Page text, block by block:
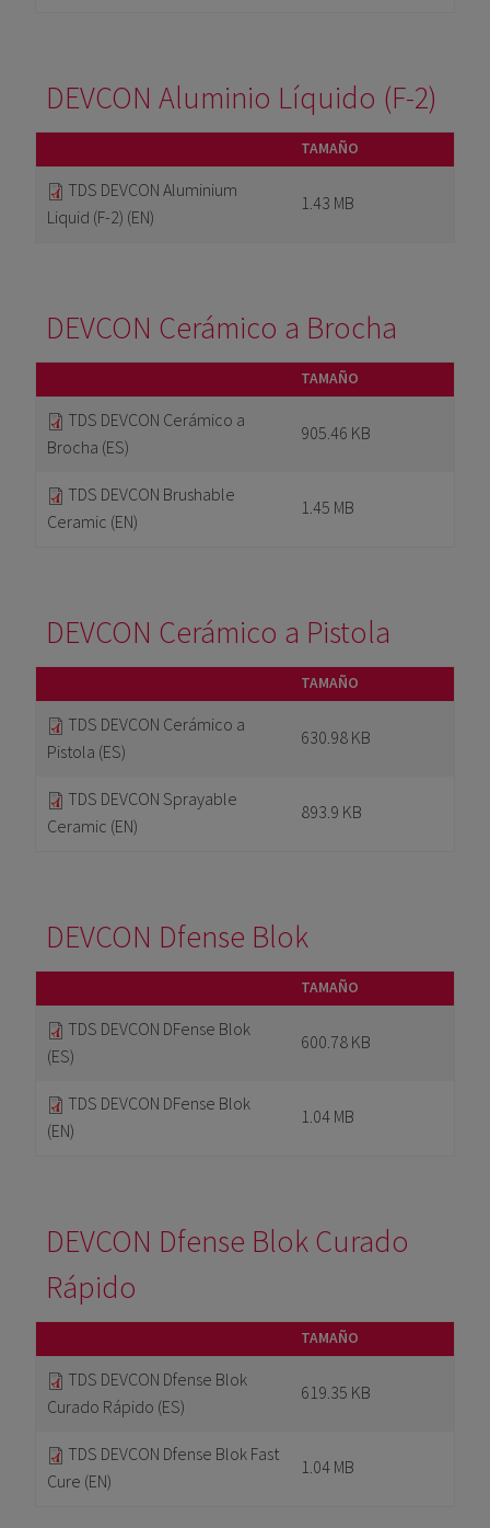
DEVCON Aluminio Líquido (F-2)
TAMAÑO
TDS DEVCON Aluminium
Liquid (F-2) (EN)
1.43 MB
DEVCON Cerámico a Brocha
TAMAÑO
TDS DEVCON Cerámico a
Brocha (ES)
905.46 KB
TDS DEVCON Brushable
Ceramic (EN)
1.45 MB
DEVCON Cerámico a Pistola
TAMAÑO
TDS DEVCON Cerámico a
Pistola (ES)
630.98 KB
TDS DEVCON Sprayable
Ceramic (EN)
893.9 KB
DEVCON Dfense Blok
TAMAÑO
TDS DEVCON DFense Blok
(ES)
600.78 KB
TDS DEVCON DFense Blok
(EN)
1.04 MB
DEVCON Dfense Blok Curado
Rápido
TAMAÑO
TDS DEVCON Dfense Blok
Curado Rápido (ES)
619.35 KB
TDS DEVCON Dfense Blok Fast
Cure (EN)
1.04 MB